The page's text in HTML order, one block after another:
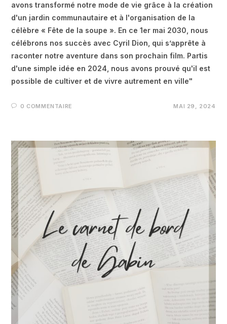
avons transformé notre mode de vie grâce à la création
d'un jardin communautaire et à l'organisation de la
célèbre « Fête de la soupe ». En ce 1er mai 2030, nous
célébrons nos succès avec Cyril Dion, qui s’apprête à
raconter notre aventure dans son prochain film. Partis
d'une simple idée en 2024, nous avons prouvé qu'il est
possible de cultiver et de vivre autrement en ville"
0 COMMENTAIRE MAI 29, 2024